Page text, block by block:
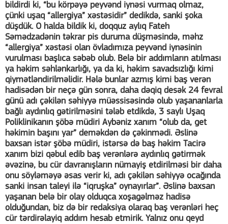
bildirdi ki, “bu körpəyə peyvənd iynəsi vurmaq olmaz,
çünki uşaq “allergiya” xəstəsidir” dedikdə, sanki şoka
düşdük. O halda bildik ki, doqquz aylıq Fateh
Səmədzadənin təkrar pis duruma düşməsində, məhz
“allergiya” xəstəsi olan övladımıza peyvənd iynəsinin
vurulması başlıca səbəb olub. Belə bir addımların atılması
ya həkim səhlənkarlığı, ya da ki, həkim savadsızlığı kimi
qiymətləndirilməlidir. Hələ bunlar azmış kimi baş verən
hadisədən bir neçə gün sonra, daha dəqiq desək 24 fevral
günü adı çəkilən səhiyyə müəssisəsində olub yaşananlarla
bağlı aydınlıq gətirilməsini tələb etdikdə, 3 saylı Uşaq
Poliklinikanın şöbə müdiri Aybəniz xanım “olub da, get
həkimin başını yar” deməkdən də çəkinmədi. Əslinə
baxsan istər şöbə müdiri, istərsə də baş həkim Tacirə
xanım bizi qəbul edib baş verənlərə aydınlıq gətirmək
əvəzinə, bu cür davranışların nümayiş etdirilməsi bir daha
onu söyləməyə əsas verir ki, adı çəkilən səhiyyə ocağında
sanki insan taleyi ilə “iqruşka” oynayırlar”. Əslinə baxsan
yaşanan belə bir olay olduqca xoşagəlməz hadisə
olduğundan, biz də bir redaksiya olaraq baş verənləri heç
cür tərdirəlayiq addım hesab etmirik. Yalnız onu qeyd